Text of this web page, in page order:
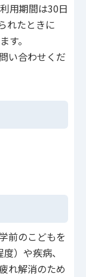
用期間は30日
れたときに
す。
い合わせくだ
前のこどもを
）や疾病、
れ解消のため